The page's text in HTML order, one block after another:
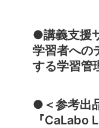
●講義支援
学習者への
する学習管
●＜参考出
『CaLabo